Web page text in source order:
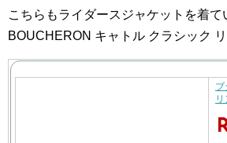
こちらもライダースジャケットを着て
BOUCHERON キャトル クラシック リ